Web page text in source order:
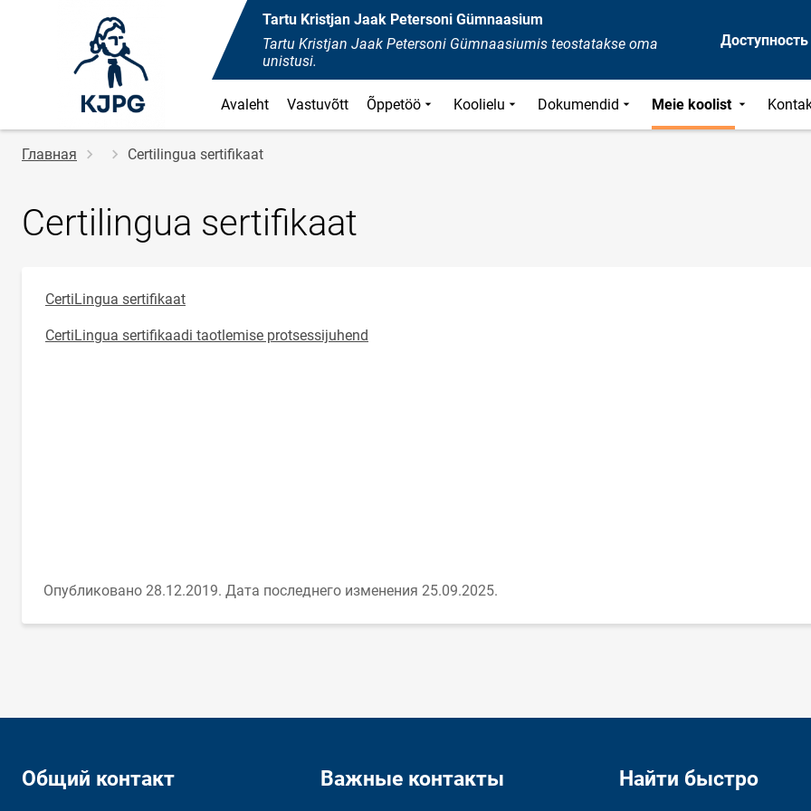
Tartu Kristjan Jaak Petersoni Gümnaasium
Tartu Kristjan Jaak Petersoni Gümnaasiumis teostatakse oma
unistusi.
Доступность
Avaleht Vastuvõtt Õppetöö Koolielu Dokumendid Meie koolist
Строка
Главная Certilingua sertifikaat
Certilingua sertifikaat
CertiLingua sertifikaat
CertiLingua sertifikaadi taotlemise protsessijuhend
Опубликовано 28.12.2019. Дата последнего изменения 25.09.2025.
Общий контакт Важные контакты Найти быстро